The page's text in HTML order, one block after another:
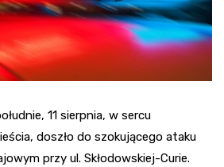
11 sierpnia, w sercu
doszło do szokującego ataku
przy ul. Skłodowskiej-Curie.